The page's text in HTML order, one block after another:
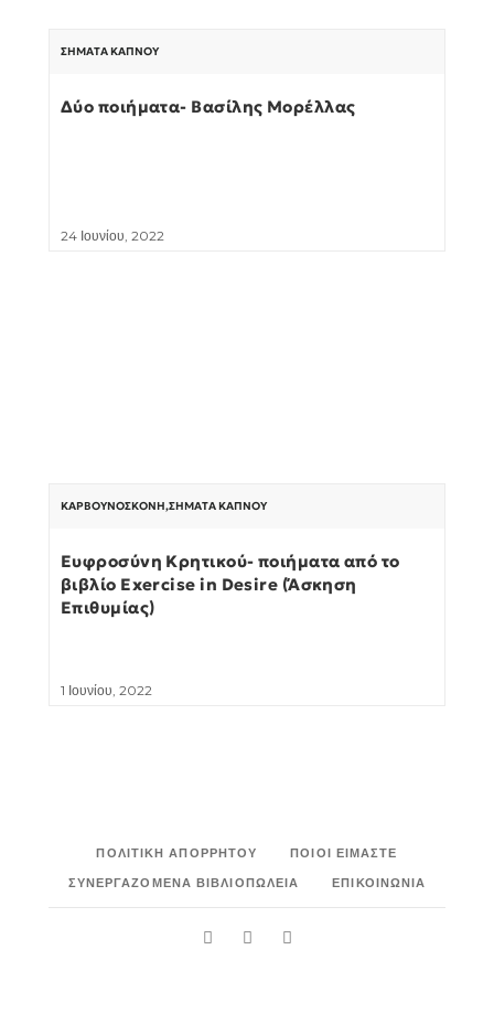
ΣΉΜΑΤΑ ΚΑΠΝΟΎ
Δύο ποιήματα- Βασίλης Μορέλλας
24 Ιουνίου, 2022
ΚΑΡΒΟΥΝΌΣΚΟΝΗ,ΣΉΜΑΤΑ ΚΑΠΝΟΎ
Ευφροσύνη Κρητικού- ποιήματα από το
βιβλίο Exercise in Desire (Άσκηση
Επιθυμίας)
1 Ιουνίου, 2022
ΠΟΛΙΤΙΚΉ ΑΠΟΡΡΉΤΟΥ
ΠΟΙΟΙ ΕΊΜΑΣΤΕ
ΣΥΝΕΡΓΑΖΌΜΕΝΑ ΒΙΒΛΙΟΠΩΛΕΊΑ
ΕΠΙΚΟΙΝΩΝΊΑ